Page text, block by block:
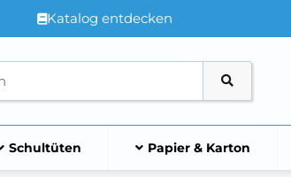
Katalog entdecken
Schultüten Papier & Karton